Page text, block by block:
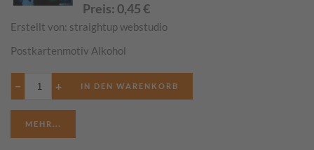
Preis: 0,45€
Erstellt von: straightup webstudio
Postkartenmotiv Alkohol
− +
MEHR...